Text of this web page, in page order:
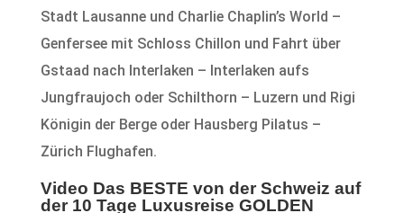
Stadt Lausanne und Charlie Chaplin’s World –
Genfersee mit Schloss Chillon und Fahrt über
Gstaad nach Interlaken – Interlaken aufs
Jungfraujoch oder Schilthorn – Luzern und Rigi
Königin der Berge oder Hausberg Pilatus –
Zürich Flughafen.
Video Das BESTE von der Schweiz auf
der 10 Tage Luxusreise GOLDEN